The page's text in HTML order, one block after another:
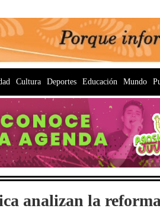
Cultura Deportes Educación Mundo
analizan la